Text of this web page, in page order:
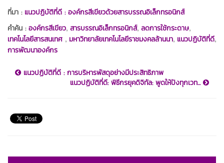
ที่มา : แนวปฏิบัติที่ดี : องค์กรสีเขียวด้วยสารบรรณอิเล็กทรอนิกส์
คำค้น :องค์กรสีเขียว, สารบรรณอิเล็กทรอนิกส์, ลดการใช้กระดาษ,
เทคโนโลยีสารสนเทศ , มหาวิทยาลัยเทคโนโลยีราชมงคลล้านนา, แนวปฏิบัติที่ดี,
การพัฒนาองค์กร
แนวปฏิบัติที่ดี : การบริหารพัสดุอย่างมีประสิทธิภาพ
แนวปฏิบัติที่ดี: พิธีกรยุคดิจิทัล: พูดให้ปังทุกเวท...